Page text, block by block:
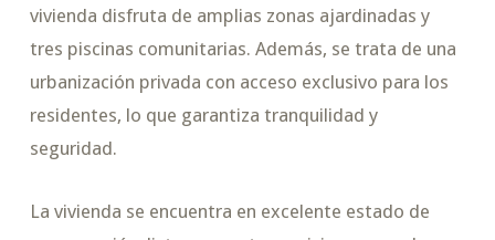
vivienda disfruta de amplias zonas ajardinadas y
tres piscinas comunitarias. Además, se trata de una
urbanización privada con acceso exclusivo para los
residentes, lo que garantiza tranquilidad y
seguridad.
La vivienda se encuentra en excelente estado de